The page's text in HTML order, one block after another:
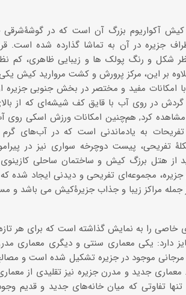
آکواریوم بزرگ آن است که در گوشۀشرقی
شکل و رنگ پولک ها و زیبایی ظاهری، کم
امکانات مفید و مختصر در بخش جنوبی
گردش در روی آب با قایق کف شیشه‌ای که از
مشاهده کرد, هم‌چنین امکانات ورزش اسکی روی
به یاد‌ماندنی است که در آب‌های
تفریحی، پیست دوچرخه سواری نیز در
از هتل برزگ کیش و ساختمان ساحلی
جزیره، مجموعه‌ای تفریحی و دیدنی ایجاد
خاصی را به نمایش گذاشته است که برای هر
دارد: یکی معماری سنتی و دیگری معماری
موجود در جزیره تشکیل شده است و
جدید و مدرن جزیره نیز تقلیدی از
تفاوتی که میان خانه‌های جدید و قدیم وجود